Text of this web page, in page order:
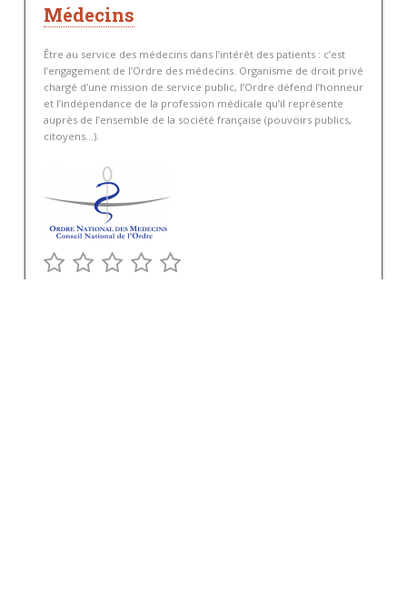
Médecins
Être au service des médecins dans l’intérêt des patients : c’est
l’engagement de l’Ordre des médecins. Organisme de droit privé
chargé d’une mission de service public, l’Ordre défend l’honneur
et l’indépendance de la profession médicale qu’il représente
auprès de l’ensemble de la société française (pouvoirs publics,
citoyens…).